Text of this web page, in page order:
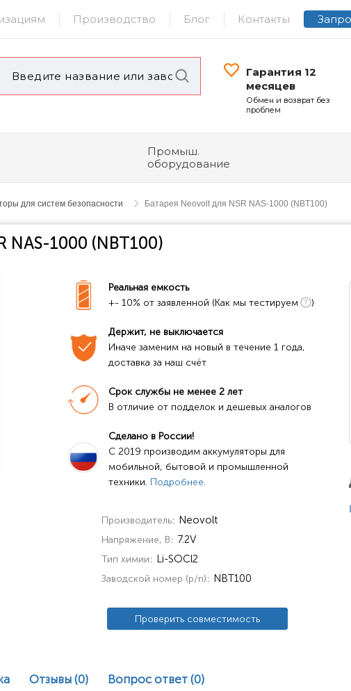
Производство Блог Контакты
Гарантия 12
месяцев
Обмен и возврат без
проблем
Промыш.
оборудование
для систем безопасности Батарея Neovolt для NSR NAS-1000 (NBT100)
NAS-1000 (NBT100)
Реальная емкость
+- 10% от заявленной (Как мы тестируем
)
Держит, не выключается
Иначе заменим на новый в течение 1 года,
доставка за наш счёт
Срок службы не менее 2 лет
В отличие от подделок и дешевых аналогов
Сделано в России!
C 2019 производим аккумуляторы для
мобильной, бытовой и промышленной
техники. Подробнее.
Производитель Neovolt
Напряжение, В 7.2V
Тип химии Li-SOCl2
Заводской номер (p/n) NBT100
Проверить совместимость
Отзывы (0) Вопрос ответ (0)